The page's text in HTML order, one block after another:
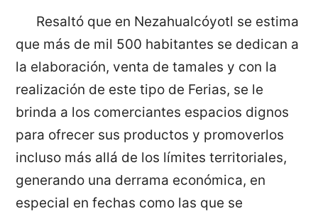
Resaltó que en Nezahualcóyotl se estima
que más de mil 500 habitantes se dedican a
la elaboración, venta de tamales y con la
realización de este tipo de Ferias, se le
brinda a los comerciantes espacios dignos
para ofrecer sus productos y promoverlos
incluso más allá de los límites territoriales,
generando una derrama económica, en
especial en fechas como las que se